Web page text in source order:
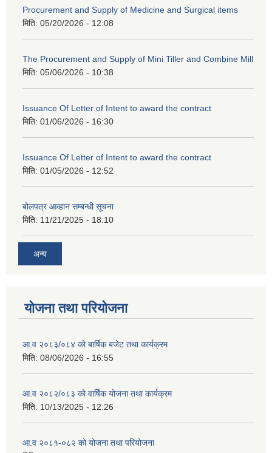
Procurement and Supply of Medicine and Surgical items
मिति: 05/20/2026 - 12:08
The Procurement and Supply of Mini Tiller and Combine Mill
मिति: 05/06/2026 - 10:38
Issuance Of Letter of Intent to award the contract
मिति: 01/06/2026 - 16:30
Issuance Of Letter of Intent to award the contract
मिति: 01/05/2026 - 12:52
बोलपत्र आव्हान सम्बन्धी सूचना
मिति: 11/21/2025 - 18:10
अन्य
योजना तथा परियोजना
आ.व २०८३/०८४ को बार्षिक बजेट तथा कार्यक्रम
मिति: 08/06/2026 - 16:55
आ.व २०८२/०८३ को वार्षिक योजना तथा कार्यक्रम
मिति: 10/13/2025 - 12:26
आ.व २०८१-०८२ को योजना तथा परियोजना